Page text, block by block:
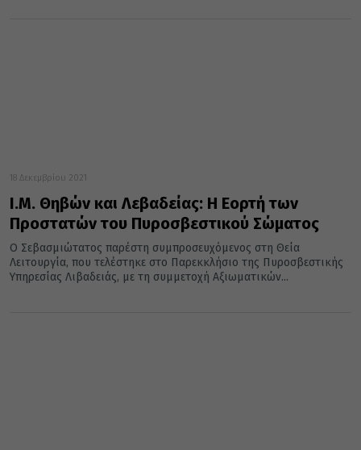
18 Δεκεμβρίου 2021
Ι.Μ. Θηβών και Λεβαδείας: Η Εορτή των
Προστατών του Πυροσβεστικού Σώματος
Ο Σεβασμιώτατος παρέστη συμπροσευχόμενος στη Θεία
Λειτουργία, που τελέστηκε στο Παρεκκλήσιο της Πυροσβεστικής
Υπηρεσίας Λιβαδειάς, με τη συμμετοχή Αξιωματικών...